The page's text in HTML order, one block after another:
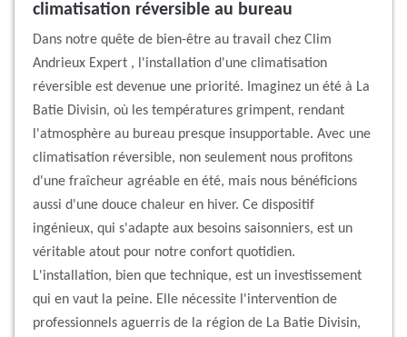
climatisation réversible au bureau
Dans notre quête de bien-être au travail chez Clim
Andrieux Expert , l'installation d'une climatisation
réversible est devenue une priorité. Imaginez un été à La
Batie Divisin, où les températures grimpent, rendant
l'atmosphère au bureau presque insupportable. Avec une
climatisation réversible, non seulement nous profitons
d'une fraîcheur agréable en été, mais nous bénéficions
aussi d'une douce chaleur en hiver. Ce dispositif
ingénieux, qui s'adapte aux besoins saisonniers, est un
véritable atout pour notre confort quotidien.
L'installation, bien que technique, est un investissement
qui en vaut la peine. Elle nécessite l'intervention de
professionnels aguerris de la région de La Batie Divisin,